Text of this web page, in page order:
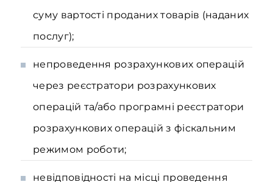
суму вартості проданих товарів (наданих
послуг);
непроведення розрахункових операцій
через реєстратори розрахункових
операцій та/або програмні реєстратори
розрахункових операцій з фіскальним
режимом роботи;
невідповідності на місці проведення